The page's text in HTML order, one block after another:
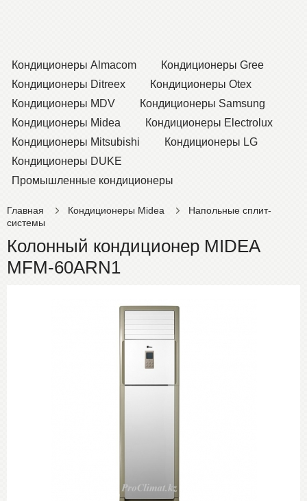
Кондиционеры Almacom
Кондиционеры Gree
Кондиционеры Ditreex
Кондиционеры Otex
Кондиционеры MDV
Кондиционеры Samsung
Кондиционеры Midea
Кондиционеры Electrolux
Кондиционеры Mitsubishi
Кондиционеры LG
Кондиционеры DUKE
Промышленные кондиционеры
Главная Кондиционеры Midea
Напольные сплит-
системы
Колонный кондиционер MIDEA
MFM-60ARN1